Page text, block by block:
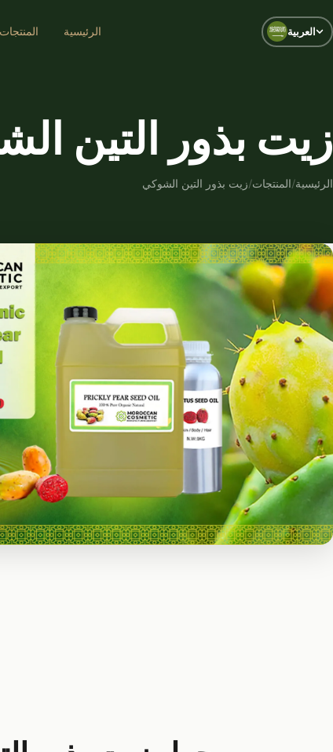
الرئيسية المنتجات العربية
زيت بذور التين
الرئيسية/المنتجات/زيت بذور التين الشوكي